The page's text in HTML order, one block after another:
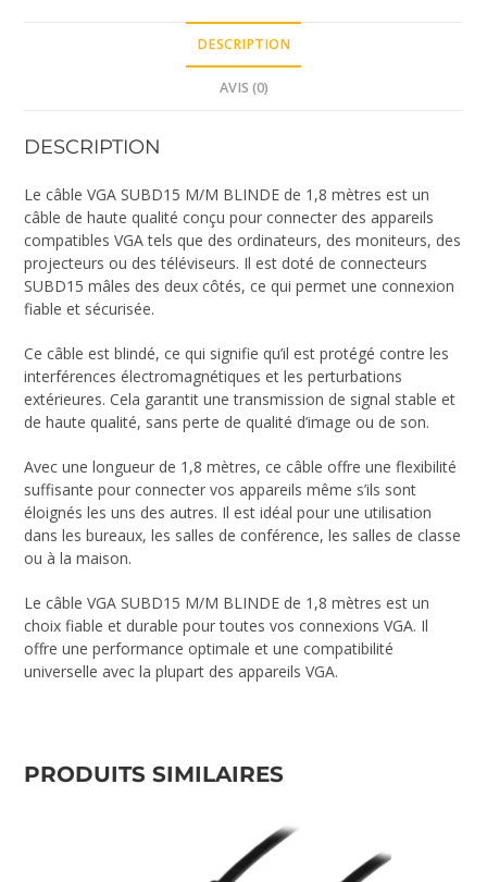
DESCRIPTION
AVIS (0)
DESCRIPTION
Le câble VGA SUBD15 M/M BLINDE de 1,8 mètres est un
câble de haute qualité conçu pour connecter des appareils
compatibles VGA tels que des ordinateurs, des moniteurs, des
projecteurs ou des téléviseurs. Il est doté de connecteurs
SUBD15 mâles des deux côtés, ce qui permet une connexion
fiable et sécurisée.
Ce câble est blindé, ce qui signifie qu’il est protégé contre les
interférences électromagnétiques et les perturbations
extérieures. Cela garantit une transmission de signal stable et
de haute qualité, sans perte de qualité d’image ou de son.
Avec une longueur de 1,8 mètres, ce câble offre une flexibilité
suffisante pour connecter vos appareils même s’ils sont
éloignés les uns des autres. Il est idéal pour une utilisation
dans les bureaux, les salles de conférence, les salles de classe
ou à la maison.
Le câble VGA SUBD15 M/M BLINDE de 1,8 mètres est un
choix fiable et durable pour toutes vos connexions VGA. Il
offre une performance optimale et une compatibilité
universelle avec la plupart des appareils VGA.
PRODUITS SIMILAIRES